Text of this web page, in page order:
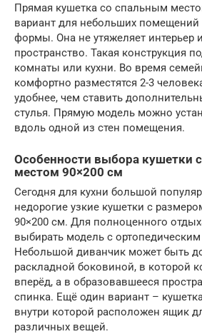
Прямая кушетка со спальным
вариант для небольших помещений
формы. Она не утяжеляет интерьер
пространство. Такая конструкция
комнаты или кухни. Во время
комфортно разместятся 2-3
удобнее, чем ставить
стулья. Прямую модель можно
вдоль одной из стен помещения.
Особенности выбора кушетки
местом 90×200 см
Сегодня для кухни большой
недорогие узкие кушетки с
90×200 см. Для полноценного
выбирать модель с
Небольшой диванчик может быть
раскладной боковиной, в которой
вперёд, а в образовавшееся
спинка. Ещё один вариант –
внутри которой расположен ящик
различных вещей.